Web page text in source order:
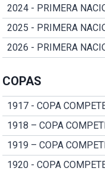
2024 - PRIMERA
2025 - PRIMERA
2026 - PRIMERA
COPAS
1917 - COPA
1918 – COPA
1919 – COPA
1920 - COPA